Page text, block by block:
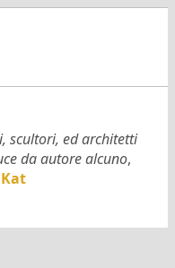
scultori, ed architetti
da autore alcuno,